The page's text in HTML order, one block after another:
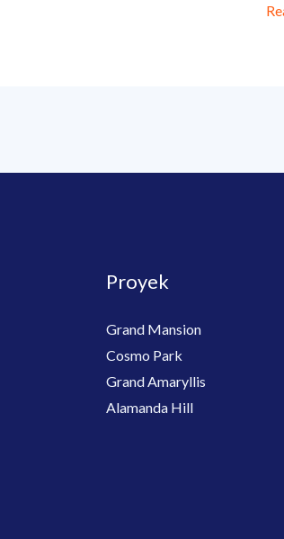
Proyek
Grand Mansion
Cosmo Park
Grand Amaryllis
Alamanda Hill